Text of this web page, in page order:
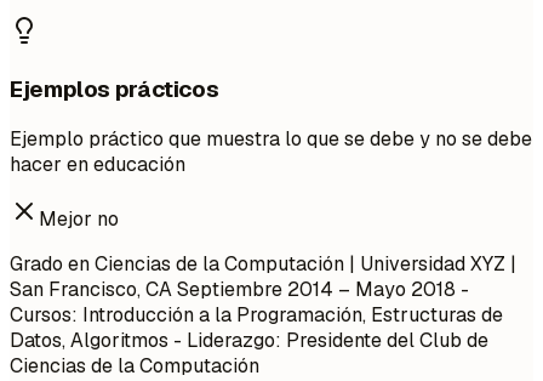
Ejemplos prácticos
Ejemplo práctico que muestra lo que se debe y no se debe
hacer en educación
Mejor no
Grado en Ciencias de la Computación | Universidad XYZ |
San Francisco, CASeptiembre 2014 – Mayo 2018 -
Cursos: Introducción a la Programación, Estructuras de
Datos, Algoritmos - Liderazgo: Presidente del Club de
Ciencias de la Computación